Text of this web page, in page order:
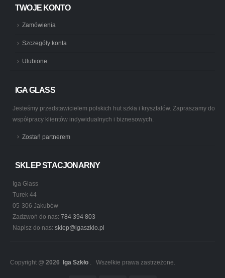
TWOJE KONTO
Zamówienia
Szczegóły konta
Ulubione
IGA GLASS
Jesteśmy przedstawicielem polskich hut szkła i kryształów. Zapraszamy do
współpracy klientów indywidualnych i biznesowych.
Zostań partnerem
SKLEP STACJONARNY
Iga Glass
Turek 44
05-306 Jakubów
Zadzwoń do nas: 784 394 803
Napisz do nas: sklep@igaszklo.pl
Copyright @ 2026 Iga Szkło . Wszelkie prawa zastrzeżone.